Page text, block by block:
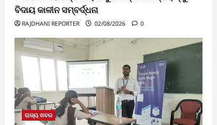
ବିଦାୟ କାଳୀନ ସମ୍ବର୍ଦ୍ଧନା
RAJDHANI REPORTER 02/08/2026 0
ରାଜ୍ୟ ଖବର